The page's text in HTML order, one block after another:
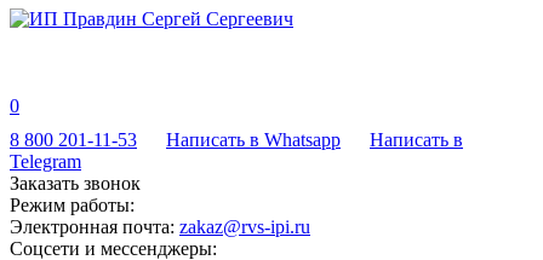
0
8 800 201-11-53
Написать в Whatsapp
Написать в
Telegram
Заказать звонок
Режим работы:
Электронная почта: zakaz@rvs-ipi.ru
Соцсети и мессенджеры: